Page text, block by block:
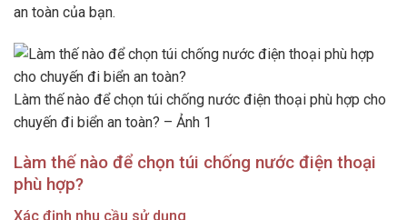
an toàn của bạn.
Làm thế nào để chọn túi chống nước điện thoại phù hợp cho
chuyến đi biển an toàn? – Ảnh 1
Làm thế nào để chọn túi chống nước điện thoại
phù hợp?
Xác định nhu cầu sử dụng